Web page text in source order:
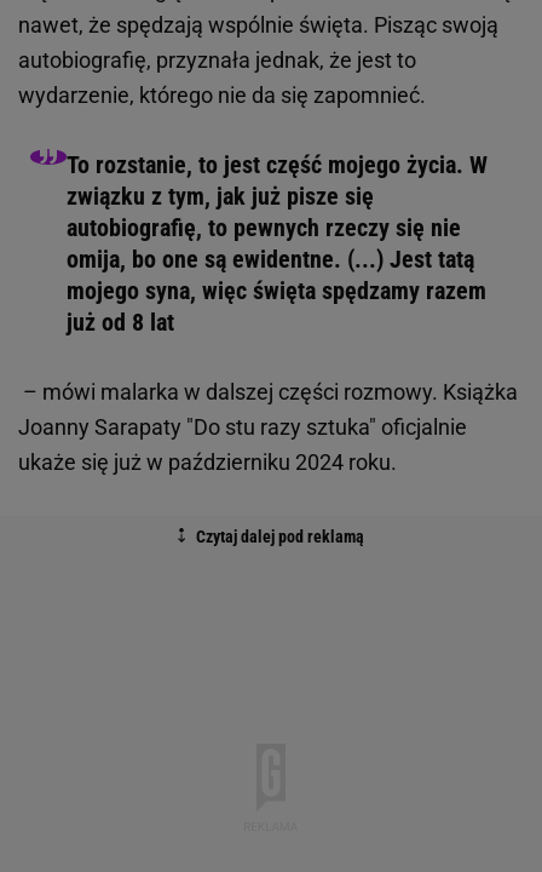
nawet, że spędzają wspólnie święta. Pisząc swoją
autobiografię, przyznała jednak, że jest to
wydarzenie, którego nie da się zapomnieć.
To rozstanie, to jest część mojego życia. W
związku z tym, jak już pisze się
autobiografię, to pewnych rzeczy się nie
omija, bo one są ewidentne. (...) Jest tatą
mojego syna, więc święta spędzamy razem
już od 8 lat
– mówi malarka w dalszej części rozmowy. Książka
Joanny Sarapaty "Do stu razy sztuka" oficjalnie
ukaże się już w październiku 2024 roku.